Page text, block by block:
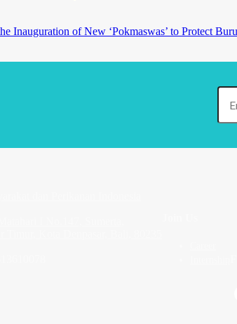
Inauguration of New ‘Pokmaswas’ to Protect